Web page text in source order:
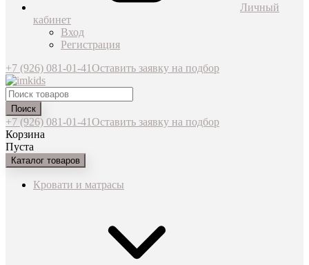
Личный
кабинет
Вход
Регистрация
+7 (926) 081-01-41Оставить заявку на подбор
Поиск
+7 (926) 081-01-41Оставить заявку на подбор
Корзина
Пуста
Каталог товаров
Кровати и матрасы